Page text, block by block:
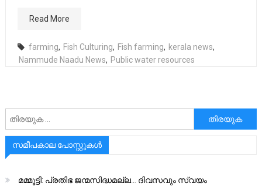
Read More
farming, Fish Culturing, Fish farming, kerala news,
Nammude Naadu News, Public water resources
അനേഷിക്കുക
സമീപകാല പോസ്റ്റുകൾ
മമ്മൂട്ടി: പ്രതിഭ ജന്മസിദ്ധമല്ല… ദിവസവും സ്വയം